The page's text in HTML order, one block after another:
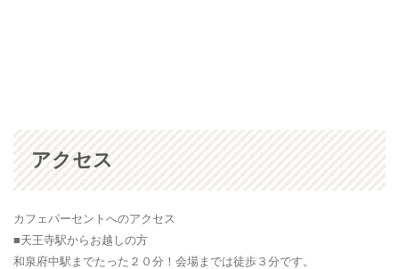
アクセス
カフェパーセントへのアクセス
■天王寺駅からお越しの方
和泉府中駅までたった２０分！会場までは徒歩３分です。